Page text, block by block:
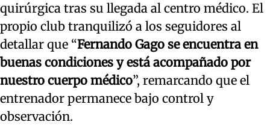
quirúrgica tras su llegada al centro médico. El
propio club tranquilizó a los seguidores al
detallar que “Fernando Gago se encuentra en
buenas condiciones y está acompañado por
nuestro cuerpo médico”, remarcando que el
entrenador permanece bajo control y
observación.